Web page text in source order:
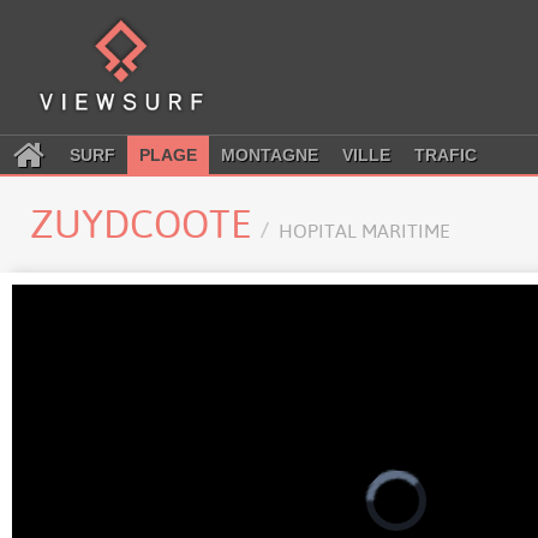
SURF PLAGE MONTAGNE VILLE TRAFIC
ZUYDCOOTE HOPITAL MARITIME